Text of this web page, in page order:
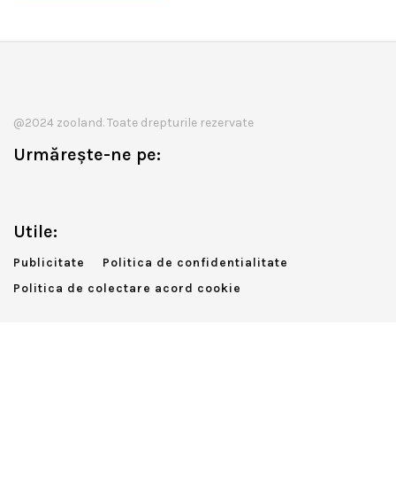
@2024 zooland. Toate drepturile rezervate
Urmărește-ne pe:
Utile:
Publicitate
Politica de confidentialitate
Politica de colectare acord cookie